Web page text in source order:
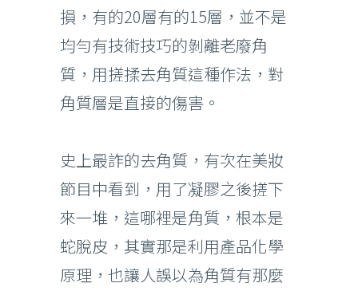
損，有的20層有的15層，並不是
均勻有技術技巧的剝離老廢角
質，用搓揉去角質這種作法，對
角質層是直接的傷害。
史上最詐的去角質，有次在美妝
節目中看到，用了凝膠之後搓下
來一堆，這哪裡是角質，根本是
蛇脫皮，其實那是利用產品化學
原理，也讓人誤以為角質有那麼